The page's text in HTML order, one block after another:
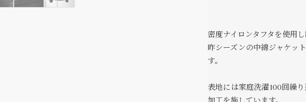
密度ナイロンタフタを使用
昨シーズンの中綿ジャケッ
す。
表地には家庭洗濯100回繰